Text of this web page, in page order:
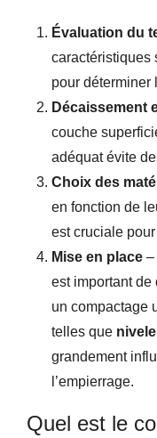
Évaluation du
caractéristiques
pour déterminer
Décaissement
couche
adéquat évite
Choix des
en fonction de
est cruciale
Mise en place –
est important de
un compactage
telles que
grandement
l’empierrage.
Quel est le